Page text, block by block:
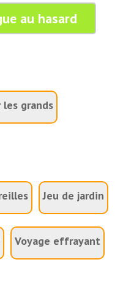
au hasard
les grands
Jeu de jardin
Voyage effrayant